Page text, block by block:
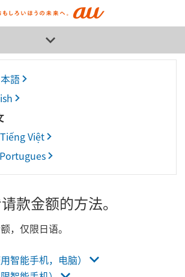
語
Việt
款金额的方法。
，仅限日语。
智能手机，电脑）